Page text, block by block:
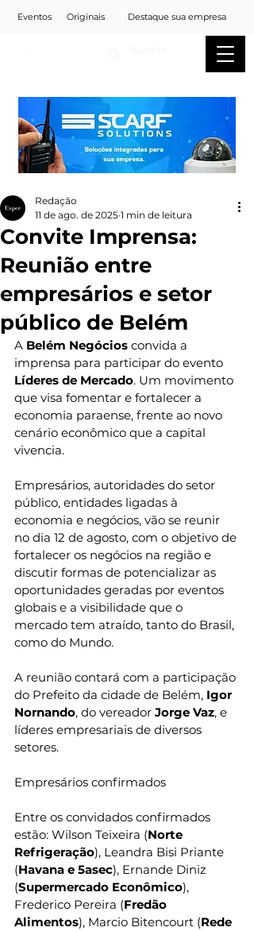
Eventos Originais Destaque sua empresa
Convite Imprensa:
Reunião entre
empresários e setor
público de Belém
Redação
11 de ago. de 2025 1 min de leitura
A Belém Negócios convida a
imprensa para participar do evento
Líderes de Mercado. Um movimento
que visa fomentar e fortalecer a
economia paraense, frente ao novo
cenário econômico que a capital
vivencia.
Empresários, autoridades do setor
público, entidades ligadas à
economia e negócios, vão se reunir
no dia 12 de agosto, com o objetivo de
fortalecer os negócios na região e
discutir formas de potencializar as
oportunidades geradas por eventos
globais e a visibilidade que o
mercado tem atraído, tanto do Brasil,
como do Mundo.
A reunião contará com a participação
do Prefeito da cidade de Belém, Igor
Nornando, do vereador Jorge Vaz, e
líderes empresariais de diversos
setores.
Empresários confirmados
Entre os convidados confirmados
estão: Wilson Teixeira (Norte
Refrigeração), Leandra Bisi Priante
(Havana e 5asec), Ernande Diniz
(Supermercado Econômico),
Frederico Pereira (Fredão
Alimentos), Marcio Bitencourt (Rede